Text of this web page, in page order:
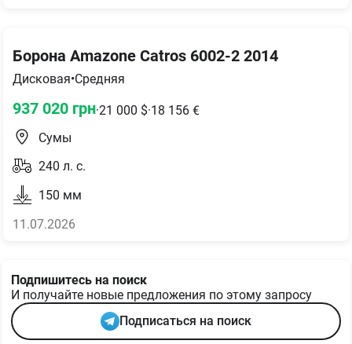
Борона Amazone Catros 6002-2 2014
Дисковая•Средняя
937 020 грн·21 000 $·18 156 €
Сумы
240 л. с.
150 мм
11.07.2026
Подпишитесь на поиск
И получайте новые предложения по этому запросу
Подписаться на поиск